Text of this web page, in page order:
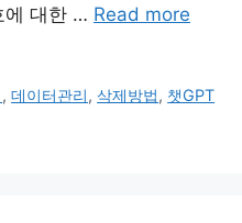
에 대한 … Read more
,데이터관리,삭제방법, 챗GPT